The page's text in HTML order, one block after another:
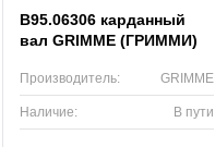
B95.06306 карданный
вал GRIMME (ГРИММИ)
Производитель: GRIMME
Наличие: В пути